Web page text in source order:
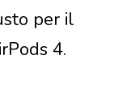
per il
4.